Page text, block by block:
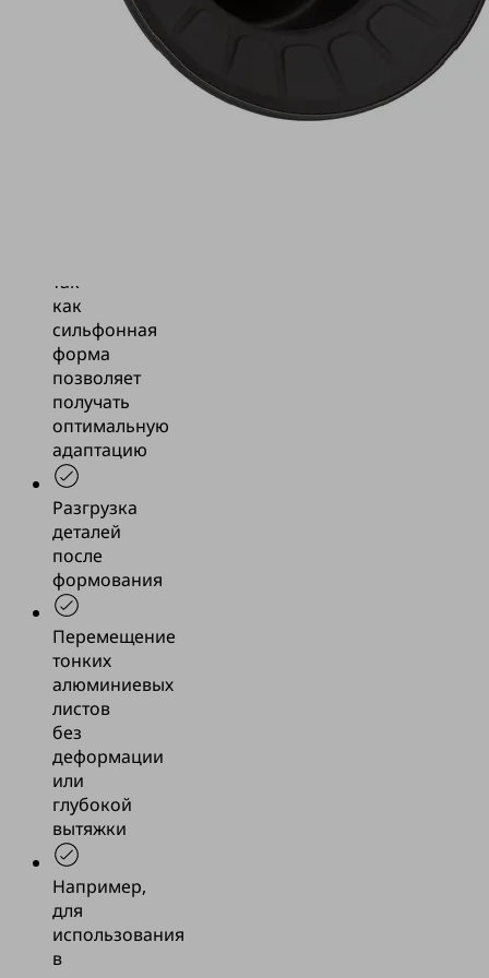
так
как
сильфонная
форма
позволяет
получать
оптимальную
адаптацию
Разгрузка
деталей
после
формования
Перемещение
тонких
алюминиевых
листов
без
деформации
или
глубокой
вытяжки
Например,
для
использования
в